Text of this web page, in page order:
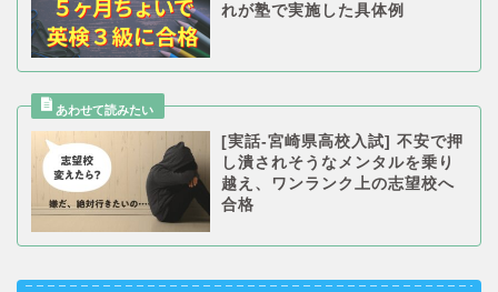
れが塾で実施した具体例
[実話-宮崎県高校入試] 不安で押
し潰されそうなメンタルを乗り
越え、ワンランク上の志望校へ
合格